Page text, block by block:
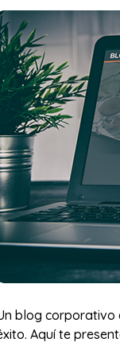
blog corporativo
Aquí te